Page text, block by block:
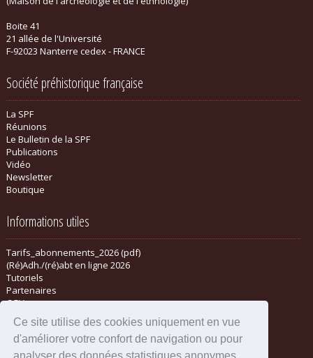
Ce site utilise des cookies uniquement en vue
d'améliorer votre confort de navigation ou pour
analyser des données statistiques anonymes.
Boite 41
21 allée de l'Université
F-92023 Nanterre cedex - FRANCE
Société préhistorique française
La SPF
Réunions
Le Bulletin de la SPF
Publications
Vidéo
Newsletter
Boutique
Informations utiles
Tarifs_abonnements_2026 (pdf)
(Ré)Adh./(ré)abt en ligne 2026
Tutoriels
Partenaires
CGV